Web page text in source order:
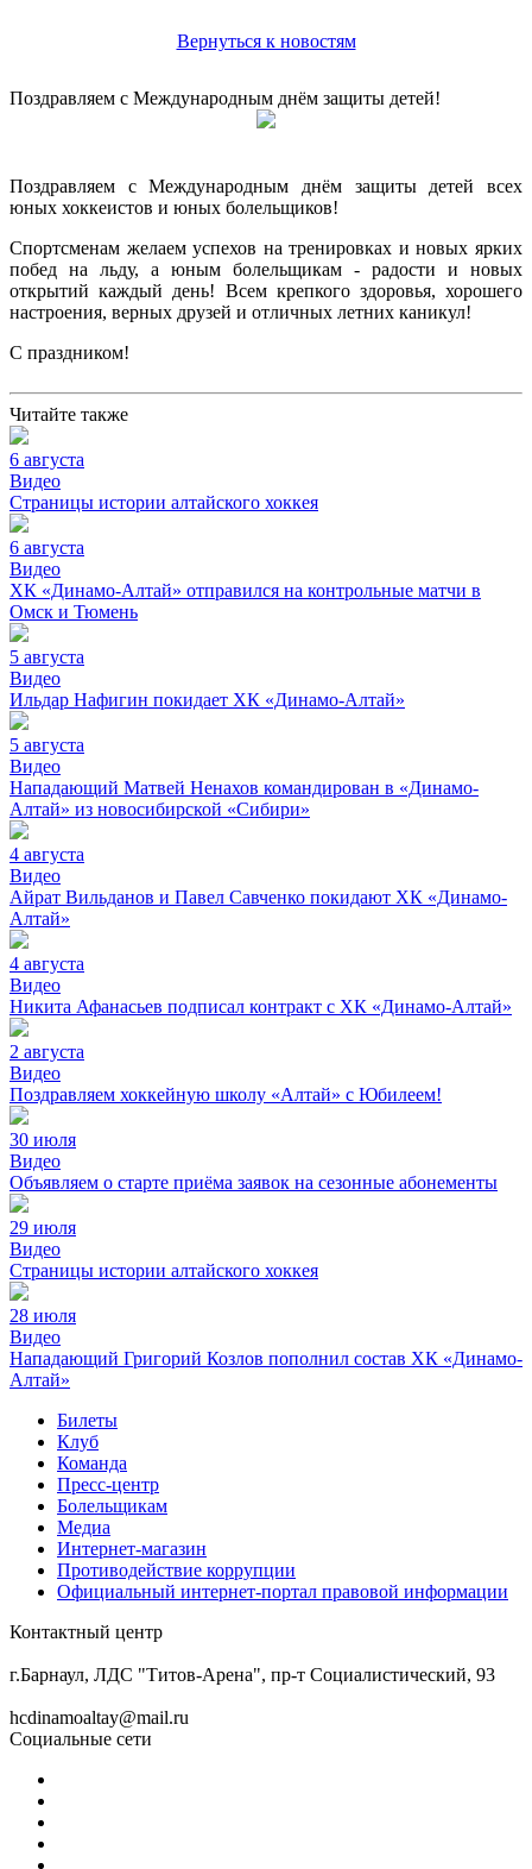
Вернуться к новостям
Поздравляем с Международным днём защиты детей!
Поздравляем с Международным днём защиты детей всех
юных хоккеистов и юных болельщиков!
Спортсменам желаем успехов на тренировках и новых ярких
побед на льду, а юным болельщикам - радости и новых
открытий каждый день! Всем крепкого здоровья, хорошего
настроения, верных друзей и отличных летних каникул!
С праздником!
Читайте также
6 августа
Видео
Страницы истории алтайского хоккея
6 августа
Видео
ХК «Динамо-Алтай» отправился на контрольные матчи в
Омск и Тюмень
5 августа
Видео
Ильдар Нафигин покидает ХК «Динамо-Алтай»
5 августа
Видео
Нападающий Матвей Ненахов командирован в «Динамо-
Алтай» из новосибирской «Сибири»
4 августа
Видео
Айрат Вильданов и Павел Савченко покидают ХК «Динамо-
Алтай»
4 августа
Видео
Никита Афанасьев подписал контракт с ХК «Динамо-Алтай»
2 августа
Видео
Поздравляем хоккейную школу «Алтай» с Юбилеем!
30 июля
Видео
Объявляем о старте приёма заявок на сезонные абонементы
29 июля
Видео
Страницы истории алтайского хоккея
28 июля
Видео
Нападающий Григорий Козлов пополнил состав ХК «Динамо-
Алтай»
Билеты
Клуб
Команда
Пресс-центр
Болельщикам
Медиа
Интернет-магазин
Противодействие коррупции
Официальный интернет-портал правовой информации
Контактный центр
г.Барнаул, ЛДС "Титов-Арена", пр-т Социалистический, 93
hcdinamoaltay@mail.ru
Социальные сети